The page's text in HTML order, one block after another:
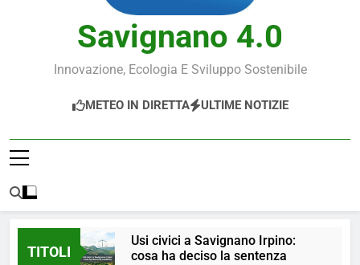
Savignano 4.0
Innovazione, Ecologia E Sviluppo Sostenibile
METEO IN DIRETTA ULTIME NOTIZIE
TITOLI
Usi civici a Savignano Irpino:
cosa ha deciso la sentenza